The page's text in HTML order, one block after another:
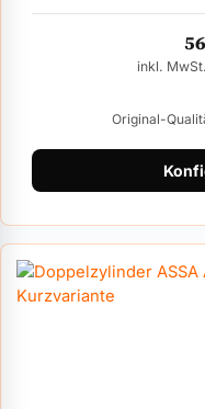
inkl.
Original-